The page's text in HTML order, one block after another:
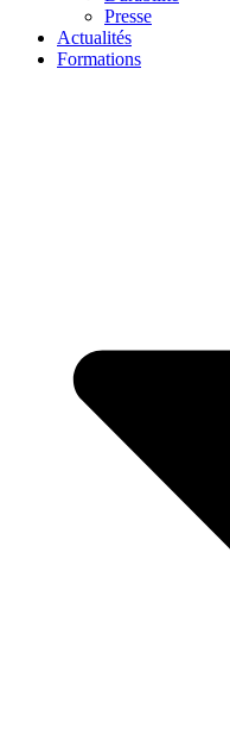
Presse
Actualités
Formations